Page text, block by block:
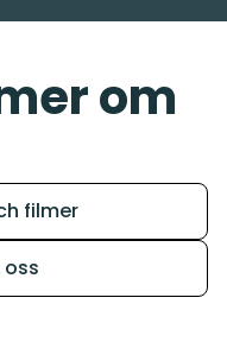
om
filmer
oss